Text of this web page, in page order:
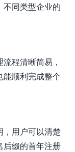
同类型企业的
程清晰简易，
能顺利完成整个
，用户可以清楚
后缀的首年注册